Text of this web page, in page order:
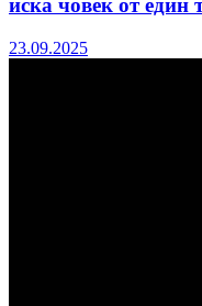
иска човек от
23.09.2025